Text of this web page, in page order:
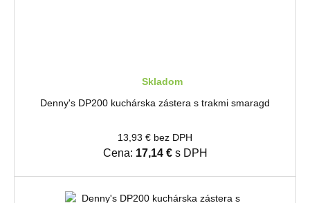
Skladom
Denny's DP200 kuchárska zástera s trakmi smaragd
13,93 € bez DPH
Cena: 17,14 €s DPH